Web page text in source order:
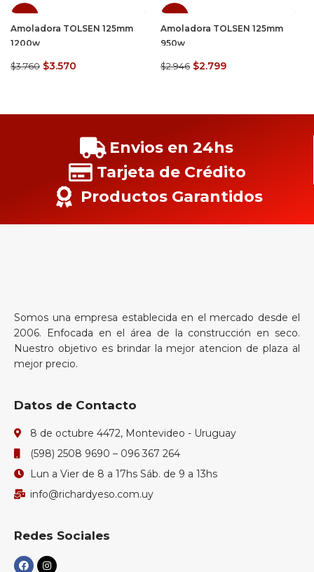
SALE
Amoladora TOLSEN 125mm
1200w
$3.760 $3.570
SALE
Amoladora TOLSEN 125mm
950w
$2.946 $2.799
Envios en 24hs
Tarjeta de Crédito
Productos Garantidos
Somos una empresa establecida en el mercado desde el
2006. Enfocada en el área de la construcción en seco.
Nuestro objetivo es brindar la mejor atencion de plaza al
mejor precio.
Datos de Contacto
8 de octubre 4472, Montevideo - Uruguay
(598) 2508 9690 – 096 367 264
Lun a Vier de 8 a 17hs Sáb. de 9 a 13hs
info@richardyeso.com.uy
Redes Sociales